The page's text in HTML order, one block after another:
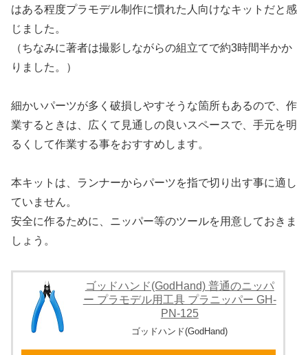
はある程度プラモデル制作に慣れた人向けなキットだと感
じました。
（ちなみに著者は撮影しながらの組立てで約3時間半かか
りました。）
細かいパーツが多く破損しやすそうな箇所もあるので、作
業するときは、広くて見通しの良いスペースで、手元を明
るくして作業する事をおすすめします。
本キットは、ランナーからパーツを指で切り出す事に適し
ていません。
安全に作るために、ニッパー等のツールを用意しておきま
しょう。
ゴッドハンド(GodHand) 普通のニッパ
ー プラモデル用工具 プラニッパー GH-
PN-125
ゴッドハンド(GodHand)